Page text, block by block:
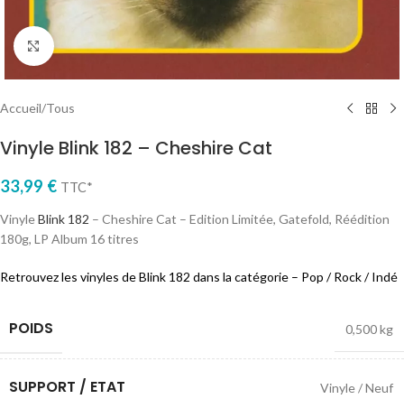
Cliquez pour agrandir
Accueil/Tous
Vinyle Blink 182 – Cheshire Cat
33,99 € TTC*
VinyleBlink 182 – Cheshire Cat – Edition Limitée, Gatefold, Réédition
180g, LP Album 16 titres
Retrouvez les vinyles de Blink 182 dans la catégorie – Pop / Rock / Indé
POIDS 0,500 kg
SUPPORT / ETAT Vinyle / Neuf